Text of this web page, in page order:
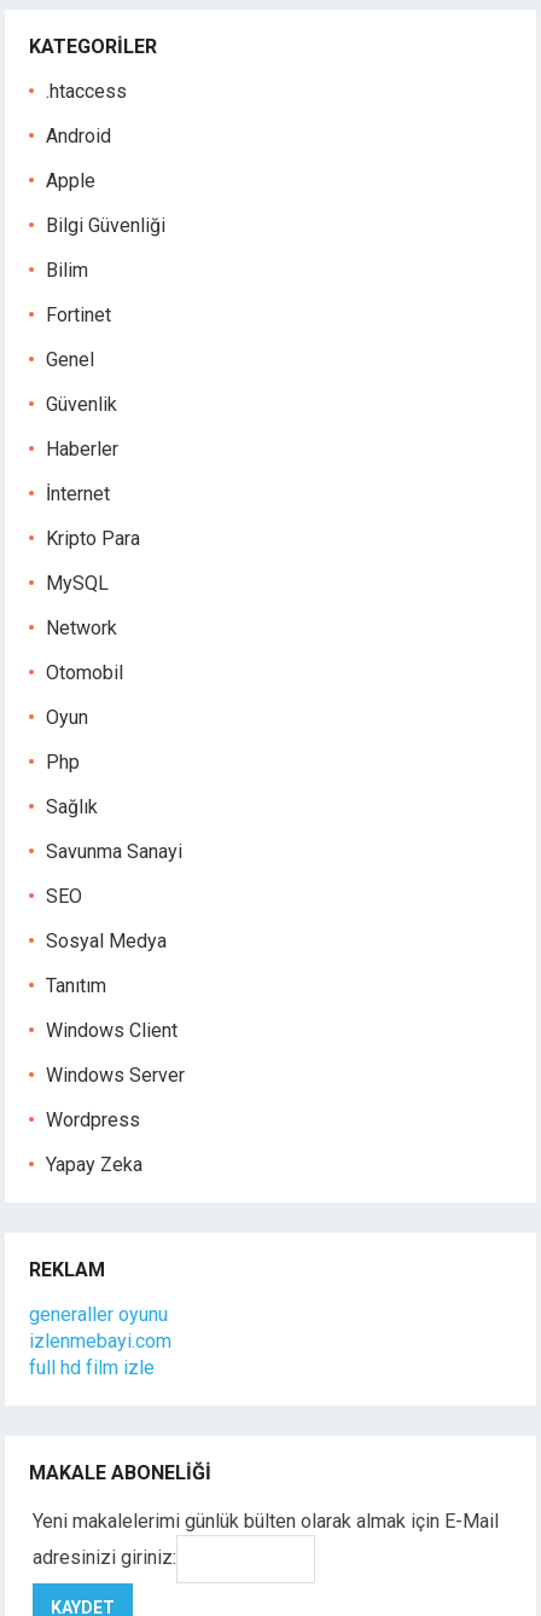
KATEGORILER
.htaccess
Android
Apple
Bilgi Güvenliği
Bilim
Fortinet
Genel
Güvenlik
Haberler
İnternet
Kripto Para
MySQL
Network
Otomobil
Oyun
Php
Sağlık
Savunma Sanayi
SEO
Sosyal Medya
Tanıtım
Windows Client
Windows Server
Wordpress
Yapay Zeka
REKLAM
generaller oyunu
izlenmebayi.com
full hd film izle
MAKALE ABONELIĞI
Yeni makalelerimi günlük bülten olarak almak için E-Mail
adresinizi giriniz: